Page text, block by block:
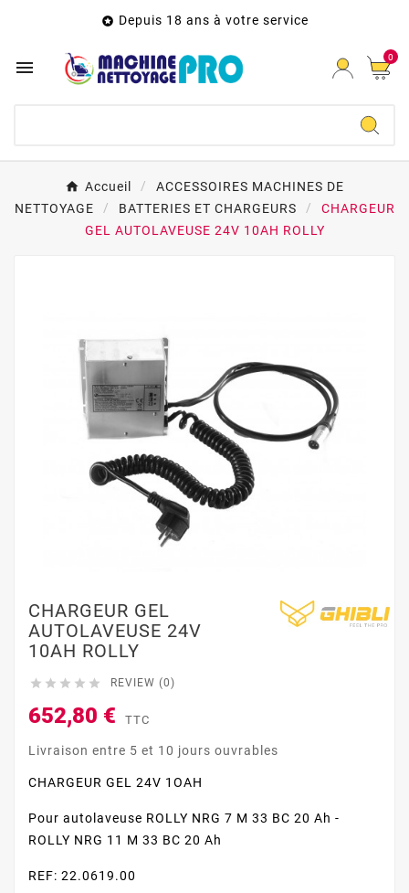
 Depuis 18 ans à votre service
 0
Accueil
ACCESSOIRES MACHINES DE
NETTOYAGE
BATTERIES ET CHARGEURS
CHARGEUR
GEL AUTOLAVEUSE 24V 10AH ROLLY
CHARGEUR GEL
AUTOLAVEUSE 24V
10AH ROLLY
     REVIEW (0)
652,80 € TTC
Livraison entre 5 et 10 jours ouvrables
CHARGEUR GEL 24V 1OAH
Pour autolaveuse ROLLY NRG 7 M 33 BC 20 Ah -
ROLLY NRG 11 M 33 BC 20 Ah
REF: 22.0619.00